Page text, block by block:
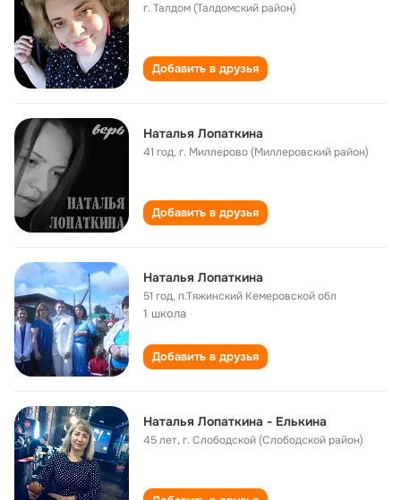
г. Талдом (Талдомский район)
Добавить в друзья
Наталья Лопаткина
41 год,г. Миллерово (Миллеровский район)
Добавить в друзья
Наталья Лопаткина
51 год,п.Тяжинский Кемеровской обл
1 школа
Добавить в друзья
Наталья Лопаткина - Елькина
45 лет,г. Слободской (Слободской район)